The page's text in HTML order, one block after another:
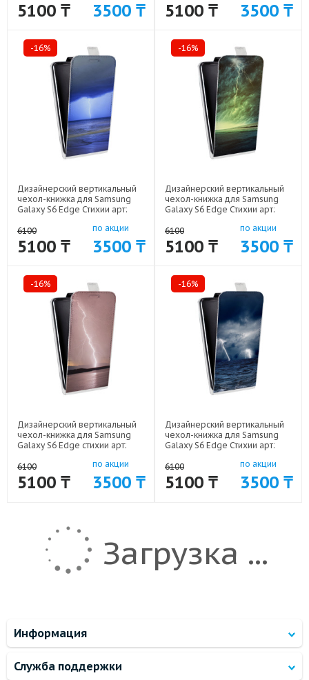
5100 ₸ 3500 ₸ 5100 ₸ 3500 ₸
-16%
Дизайнерский вертикальный
чехол-книжка для Samsung
Galaxy S6 Edge Стихии арт:
6100
5100 ₸
по акции
3500 ₸
-16%
Дизайнерский вертикальный
чехол-книжка для Samsung
Galaxy S6 Edge Стихии арт:
6100
5100 ₸
по акции
3500 ₸
-16%
Дизайнерский вертикальный
чехол-книжка для Samsung
Galaxy S6 Edge стихии арт:
6100
5100 ₸
по акции
3500 ₸
-16%
Дизайнерский вертикальный
чехол-книжка для Samsung
Galaxy S6 Edge Стихии арт:
6100
5100 ₸
по акции
3500 ₸
Загрузка ...
Информация
Служба поддержки